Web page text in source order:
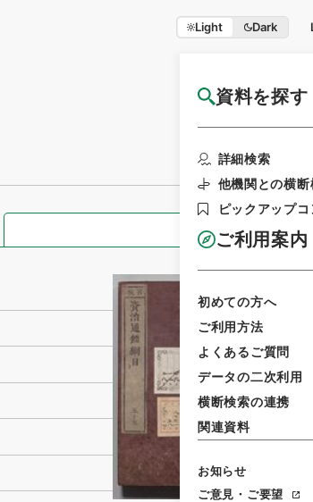
Light Dark
資料を探す
詳細検索
他機関との横断
ピックアップ
ご利用案内
初めての方へ
ご利用方法
よくあるご質問
データの二次利用
横断検索の連携
関連資料
お知らせ
ご意見・ご要望
国立公
全ての情報